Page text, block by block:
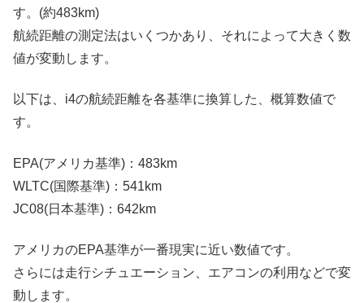
す。(約483km)
航続距離の測定法はいくつかあり、それによって大きく数
値が変動します。
以下は、i4の航続距離を各基準に換算した、概算数値で
す。
EPA(アメリカ基準)：483km
WLTC(国際基準)：541km
JC08(日本基準)：642km
アメリカのEPA基準が一番現実に近い数値です。
さらには走行シチュエーション、エアコンの利用などで変
動します。